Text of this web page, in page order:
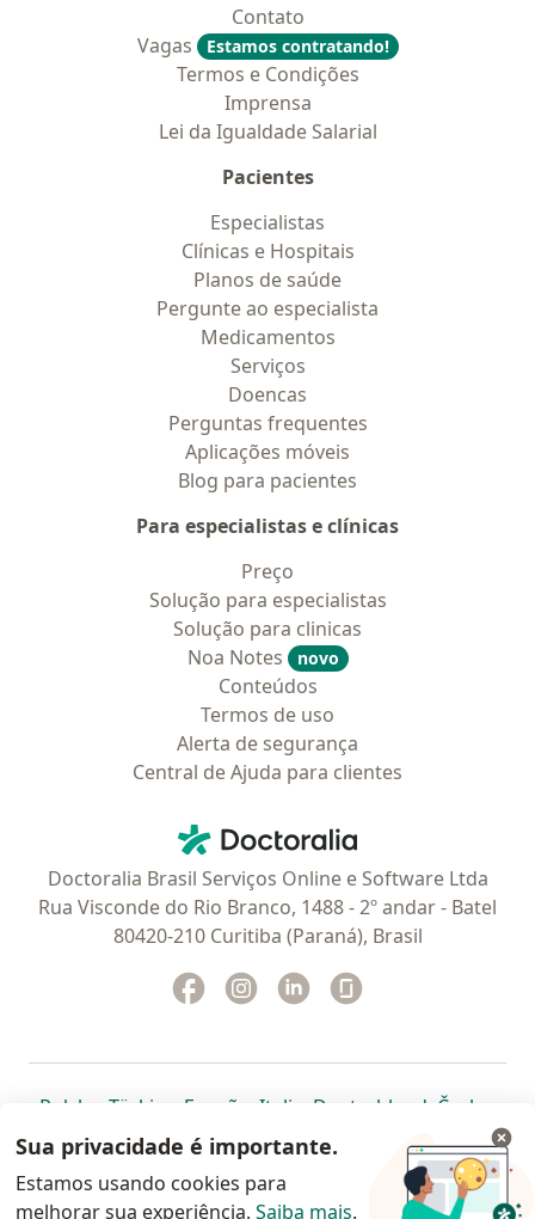
Contato
Vagas
Estamos contratando!
Termos e Condições
Imprensa
Lei da Igualdade Salarial
Pacientes
Especialistas
Clínicas e Hospitais
Planos de saúde
Pergunte ao especialista
Medicamentos
Serviços
Doencas
Perguntas frequentes
Aplicações móveis
Blog para pacientes
Para especialistas e clínicas
Preço
Solução para especialistas
Solução para clinicas
Noa Notes
novo
Conteúdos
Termos de uso
Alerta de segurança
Central de Ajuda para clientes
Doctoralia - Homepage
Doctoralia Brasil Serviços Online e Software Ltda
Rua Visconde do Rio Branco, 1488 - 2º andar - Batel
80420-210 Curitiba (Paraná), Brasil
Facebook
abre num novo separador
Instagram
abre num novo separador
Linkedin
abre num novo
Polska abre num novo separador
Türkiye abre num novo separador
España abre num novo separador
Italia abre num novo
Deutschlandabre num
Česko
Portugal abre num novo separador
, México abre num novo separador
, abre num novo separador
Brasil abre num novoabre num
abre
Colombia abre num novo
www.doctoralia.com.br © 2026 - Agende agora sua
Sua privacidade é importante.
Estamos usando cookies para
melhorar sua experiência. Saiba mais.